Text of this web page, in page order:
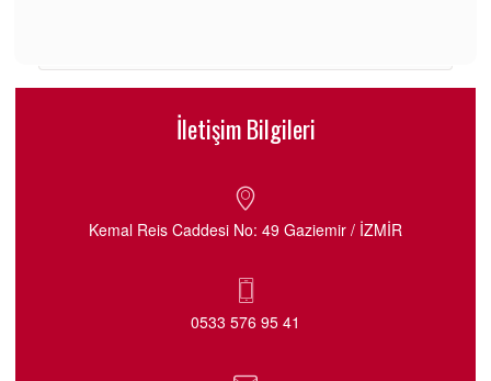
İletişim Bilgileri
Kemal Reis Caddesi No: 49 Gaziemir / İZMİR
0533 576 95 41